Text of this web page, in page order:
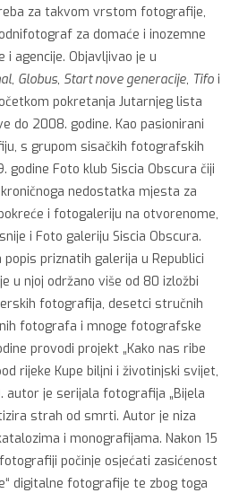
za takvom vrstom fotografije,
za domaće i inozemne
i agencije. Objavljivao je u
, Globus, Start nove generacije, Tifo i
pokretanja Jutarnjeg lista
do 2008. godine. Kao pasionirani
s grupom sisačkih fotografskih
godine Foto klub Siscia Obscura čiji
nedostatka mjesta za
i fotogaleriju na otvorenome,
i Foto galeriju Siscia Obscura.
popis priznatih galerija u Republici
u njoj održano više od 80 izložbi
fotografija, desetci stručnih
fotografa i mnoge fotografske
provodi projekt „Kako nas ribe
rijeke Kupe biljni i životinjski svijet,
autor je serijala fotografija „Bijela
strah od smrti. Autor je niza
i monografijama. Nakon 15
počinje osjećati zasićenost
digitalne fotografije te zbog toga